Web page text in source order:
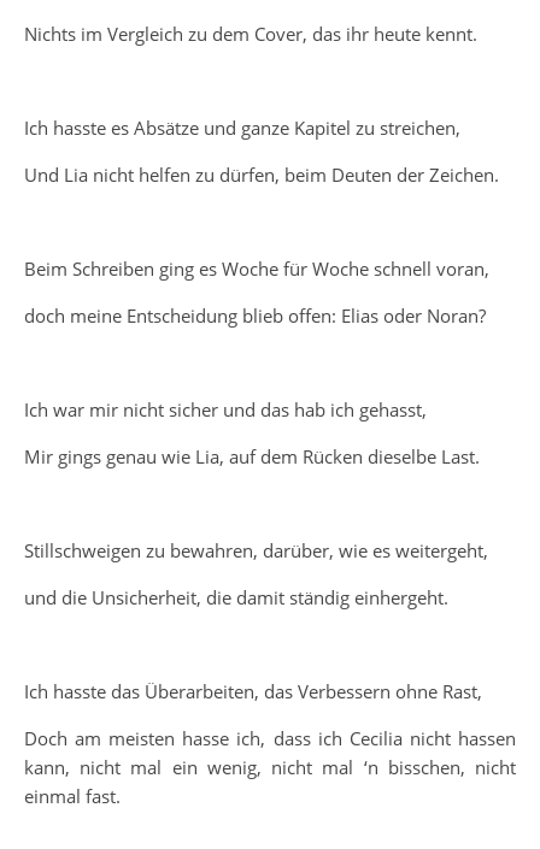
Nichts im Vergleich zu dem Cover, das ihr heute kennt.
Ich hasste es Absätze und ganze Kapitel zu streichen,
Und Lia nicht helfen zu dürfen, beim Deuten der Zeichen.
Beim Schreiben ging es Woche für Woche schnell voran,
doch meine Entscheidung blieb offen: Elias oder Noran?
Ich war mir nicht sicher und das hab ich gehasst,
Mir gings genau wie Lia, auf dem Rücken dieselbe Last.
Stillschweigen zu bewahren, darüber, wie es weitergeht,
und die Unsicherheit, die damit ständig einhergeht.
Ich hasste das Überarbeiten, das Verbessern ohne Rast,
Doch am meisten hasse ich, dass ich Cecilia nicht hassen
kann, nicht mal ein wenig, nicht mal ‘n bisschen, nicht
einmal fast.